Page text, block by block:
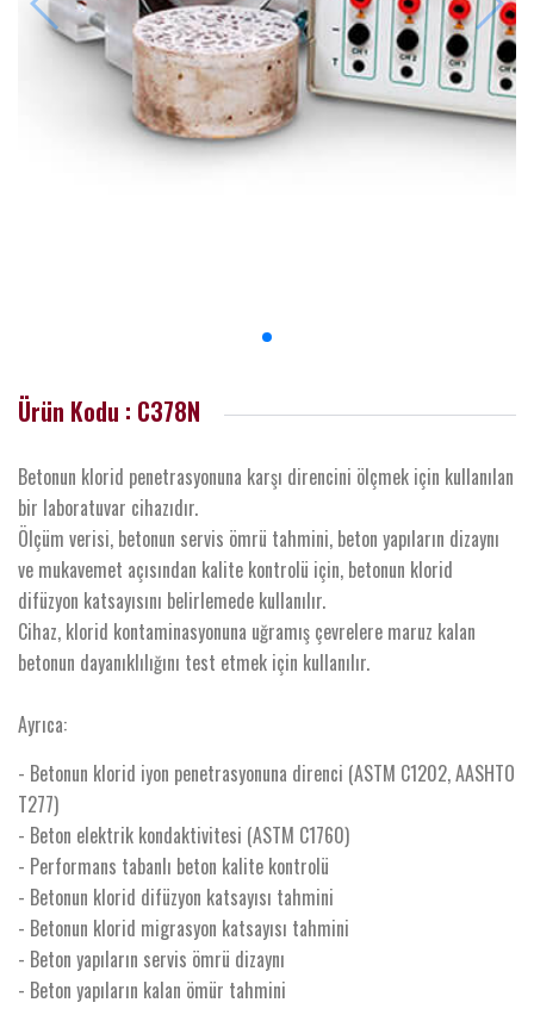
Ürün Kodu : C378N
Betonun klorid penetrasyonuna karşı direncini ölçmek için kullanılan
bir laboratuvar cihazıdır.
Ölçüm verisi, betonun servis ömrü tahmini, beton yapıların dizaynı
ve mukavemet açısından kalite kontrolü için, betonun klorid
difüzyon katsayısını belirlemede kullanılır.
Cihaz, klorid kontaminasyonuna uğramış çevrelere maruz kalan
betonun dayanıklılığını test etmek için kullanılır.
Ayrıca:
- Betonun klorid iyon penetrasyonuna direnci (ASTM C1202, AASHTO
T277)
- Beton elektrik kondaktivitesi (ASTM C1760)
- Performans tabanlı beton kalite kontrolü
- Betonun klorid difüzyon katsayısı tahmini
- Betonun klorid migrasyon katsayısı tahmini
- Beton yapıların servis ömrü dizaynı
- Beton yapıların kalan ömür tahmini